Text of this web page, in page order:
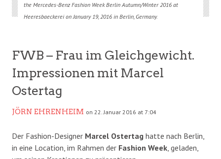
the Mercedes-Benz Fashion Week Berlin Autumn/Winter 2016 at
Heeresbaeckerei on January 19, 2016 in Berlin, Germany.
FWB – Frau im Gleichgewicht.
Impressionen mit Marcel
Ostertag
JÖRN EHRENHEIM on 22. Januar 2016 at 7:04
Der Fashion-Designer Marcel Ostertag hatte nach Berlin,
in eine Location, im Rahmen der Fashion Week , geladen,